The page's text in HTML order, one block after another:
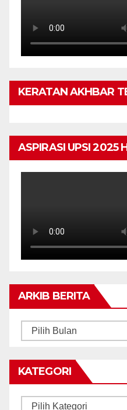
KERATAN AKHBAR
ASPIRASI UPSI 2025
ARKIB BERITA
ARKIB
KATEGORI
Kategori